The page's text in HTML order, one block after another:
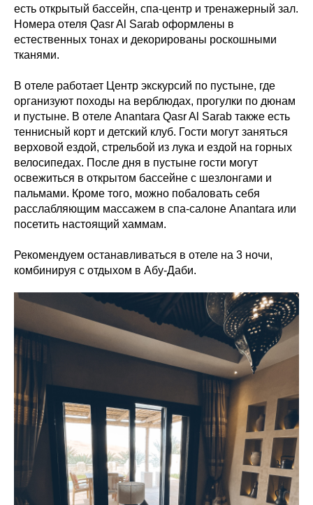
есть открытый бассейн, спа-центр и тренажерный зал.
Номера отеля Qasr Al Sarab оформлены в
естественных тонах и декорированы роскошными
тканями.
В отеле работает Центр экскурсий по пустыне, где
организуют походы на верблюдах, прогулки по дюнам
и пустыне. В отеле Anantara Qasr Al Sarab также есть
теннисный корт и детский клуб. Гости могут заняться
верховой ездой, стрельбой из лука и ездой на горных
велосипедах. После дня в пустыне гости могут
освежиться в открытом бассейне с шезлонгами и
пальмами. Кроме того, можно побаловать себя
расслабляющим массажем в спа-салоне Anantara или
посетить настоящий хаммам.
Рекомендуем останавливаться в отеле на 3 ночи,
комбинируя с отдыхом в Абу-Даби.